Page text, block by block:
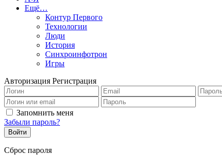
Ещё…
Контур Первого
Технологии
Люди
История
Синхроинфотрон
Игры
Авторизация Регистрация
Запомнить меня
Забыли пароль?
Сброс пароля